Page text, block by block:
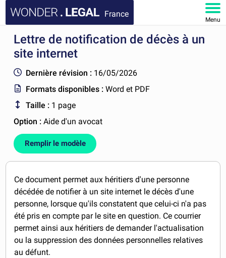
France
Menu
ACCUEIL
FAQ
MON COMPTE
Lettre de notification de décès à un
site internet
Dernière révision : 16/05/2026
Formats disponibles :Word et PDF
Taille : 1 page
Option :Aide d'un avocat
Remplir le modèle
Ce document permet aux héritiers d'une personne
décédée de notifier à un site internet le décès d'une
personne, lorsque qu'ils constatent que celui-ci n'a pas
été pris en compte par le site en question. Ce courrier
permet ainsi aux héritiers de demander l'actualisation
ou la suppression des données personnelles relatives
au défunt.